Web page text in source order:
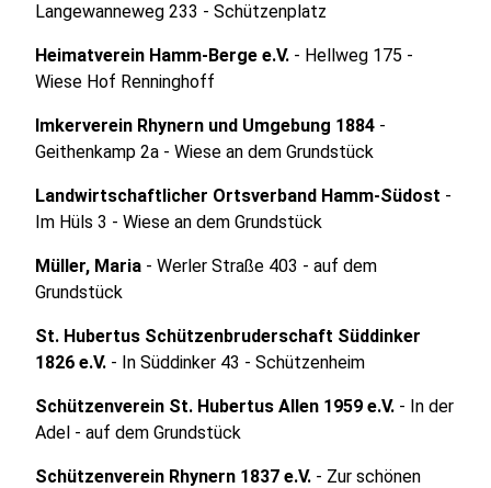
Langewanneweg 233 - Schützenplatz
Heimatverein Hamm-Berge e.V. - Hellweg 175 -
Wiese Hof Renninghoff
Imkerverein Rhynern und Umgebung 1884 -
Geithenkamp 2a - Wiese an dem Grundstück
Landwirtschaftlicher Ortsverband Hamm-Südost -
Im Hüls 3 - Wiese an dem Grundstück
Müller, Maria - Werler Straße 403 - auf dem
Grundstück
St. Hubertus Schützenbruderschaft Süddinker
1826 e.V. - In Süddinker 43 - Schützenheim
Schützenverein St. Hubertus Allen 1959 e.V. - In der
Adel - auf dem Grundstück
Schützenverein Rhynern 1837 e.V. - Zur schönen